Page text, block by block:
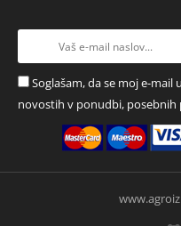
Soglašam, da se moj e-mail
novostih v ponudbi,